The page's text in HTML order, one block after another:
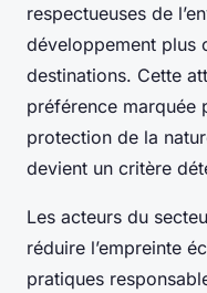
respectueuses de
développement plus
destinations. Cette
préférence marquée
protection de la
devient un critère
Les acteurs du
réduire l’empreinte
pratiques